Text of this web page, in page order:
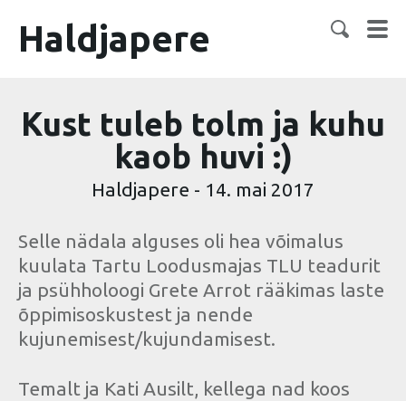
Haldjapere
Kust tuleb tolm ja kuhu
kaob huvi :)
Haldjapere - 14. mai 2017
Selle nädala alguses oli hea võimalus
kuulata Tartu Loodusmajas TLU teadurit
ja psühholoogi Grete Arrot rääkimas laste
õppimisoskustest ja nende
kujunemisest/kujundamisest.
Temalt ja Kati Ausilt, kellega nad koos